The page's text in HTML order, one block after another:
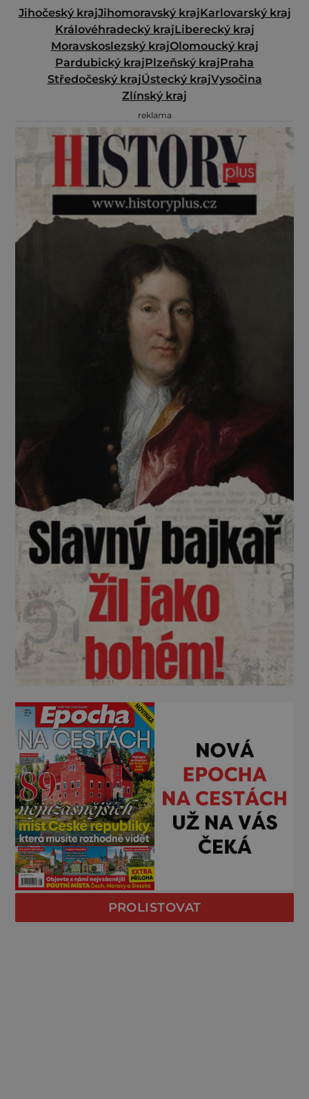
Jihočeský krajJihomoravský krajKarlovarský kraj
Královéhradecký krajLiberecký kraj
Moravskoslezský krajOlomoucký kraj
Pardubický krajPlzeňský krajPraha
Středočeský krajÚstecký krajVysočina
Zlínský kraj
reklama
PROLISTOVAT